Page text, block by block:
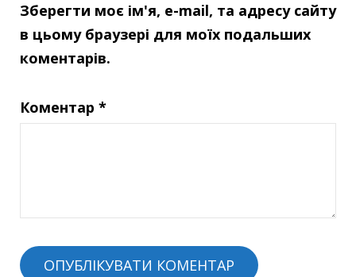
Зберегти моє ім'я, e-mail, та адресу сайту
в цьому браузері для моїх подальших
коментарів.
Коментар *